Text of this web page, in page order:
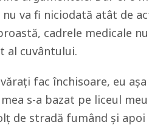
va fi niciodată atât de
cadrele medicale
al cuvântului.
fac închisoare, eu
s-a bazat pe liceul
de stradă fumând și apoi